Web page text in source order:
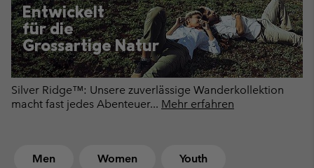
SKIP
TO
SEARCH
Entwickelt
für die
Grossartige Natur
Silver Ridge™: Unsere zuverlässige Wanderkollektion
macht fast jedes Abenteuer... Mehr erfahren
Men Women Youth